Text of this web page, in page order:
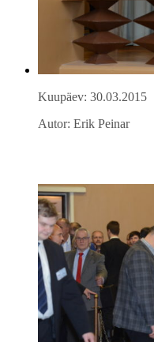
Kuupäev: 30.03.2015
Autor: Erik Peinar